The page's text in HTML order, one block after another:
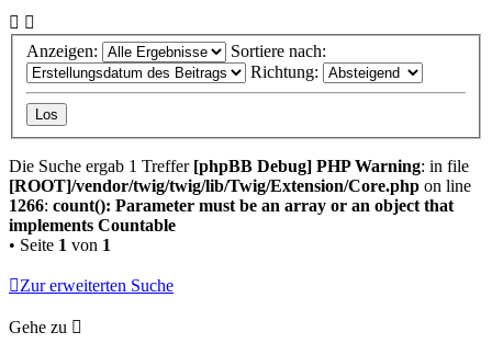
Anzeigen:
Sortiere nach:
Richtung:
Die Suche ergab 1 Treffer [phpBB Debug] PHP Warning: in file
[ROOT]/vendor/twig/twig/lib/Twig/Extension/Core.php on line
1266: count(): Parameter must be an array or an object that
implements Countable
• Seite 1 von 1
Zur erweiterten Suche
Gehe zu